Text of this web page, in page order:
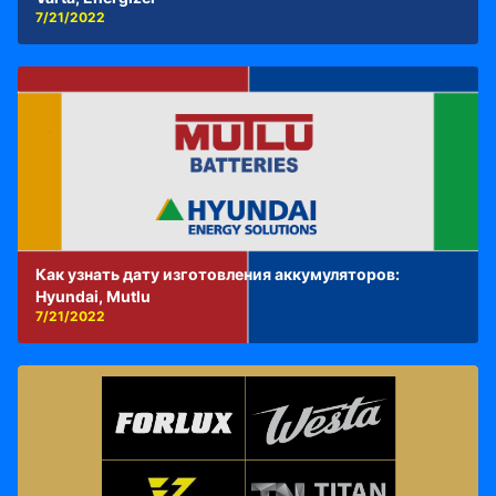
7/21/2022
Как узнать дату изготовления аккумуляторов:
Hyundai, Mutlu
7/21/2022